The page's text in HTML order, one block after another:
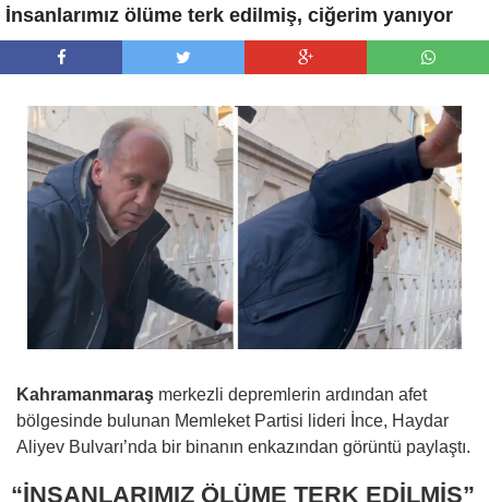
İnsanlarımız ölüme terk edilmiş, ciğerim yanıyor
Kahramanmaraş merkezli depremlerin ardından afet
bölgesinde bulunan Memleket Partisi lideri İnce, Haydar
Aliyev Bulvarı’nda bir binanın enkazından görüntü paylaştı.
“İNSANLARIMIZ ÖLÜME TERK EDİLMİŞ”